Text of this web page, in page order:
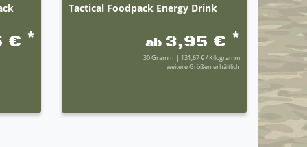
€ *
Tactical Foodpack Energy Drink
ab 3,95 € *
30Gramm | 131,67 € / Kilogramm
weitere Größen erhältlich